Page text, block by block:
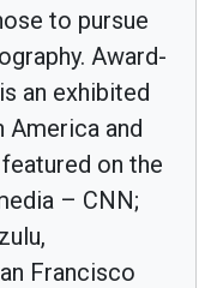
to pursue
Award-
an exhibited
America and
on the
– CNN;
Francisco